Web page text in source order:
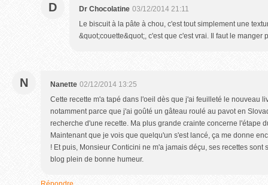
D Dr Chocolatine 03/12/2014 21:11
Le biscuit à la pâte à chou, c'est tout simplement une
&quot;couette&quot;, c'est que c'est vrai. Il faut le manger
N Nanette 02/12/2014 13:25
Cette recette m'a tapé dans l'oeil dès que j'ai feuilleté le nouveau
notamment parce que j'ai goûté un gâteau roulé au pavot en
recherche d'une recette. Ma plus grande crainte concerne l'étape
Maintenant que je vois que quelqu'un s'est lancé, ça me donne
! Et puis, Monsieur Conticini ne m'a jamais déçu, ses recettes sont
blog plein de bonne humeur.